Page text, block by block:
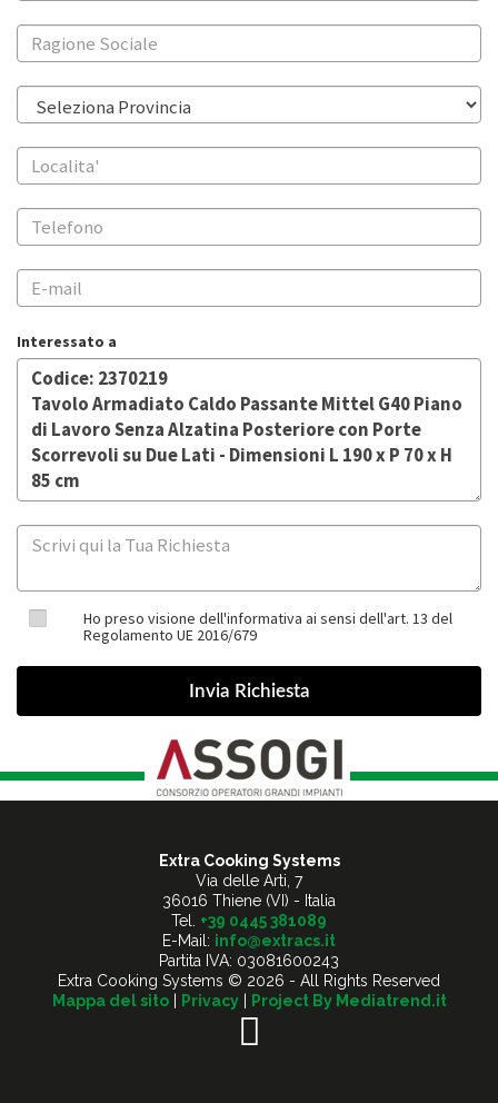
Interessato a
Ho preso visione dell'informativa ai sensi dell'art. 13 del
Regolamento UE 2016/679
Extra Cooking Systems
Via delle Arti, 7
36016 Thiene (VI) - Italia
Tel. +39 0445 381089
E-Mail: info@extracs.it
Partita IVA: 03081600243
Extra Cooking Systems © 2026 - All Rights Reserved
Mappa del sito| Privacy| Project By Mediatrend.it